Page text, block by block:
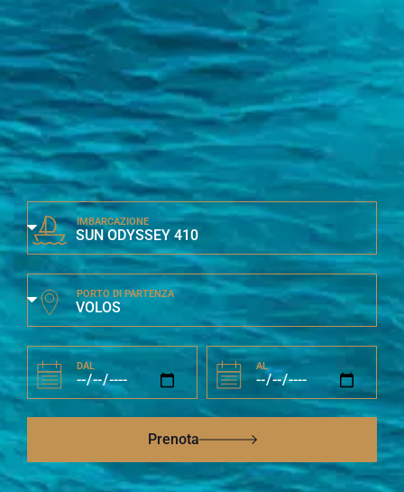
IMBARCAZIONE
PORTO DI PARTENZA
DAL AL
Prenota